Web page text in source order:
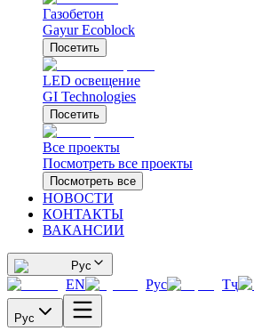
Газобетон
Gayur Ecoblock
Посетить
LED освещение
GI Technologies
Посетить
Все проекты
Посмотреть все проекты
Посмотреть все
НОВОСТИ
КОНТАКТЫ
ВАКАНСИИ
Рус
EN Рус Тҷ
Рус